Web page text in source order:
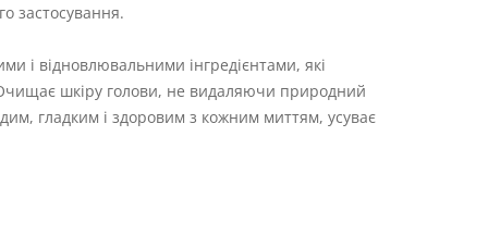
застосування.
і відновлювальними інгредієнтами, які
шкіру голови, не видаляючи природний
гладким і здоровим з кожним миттям, усуває